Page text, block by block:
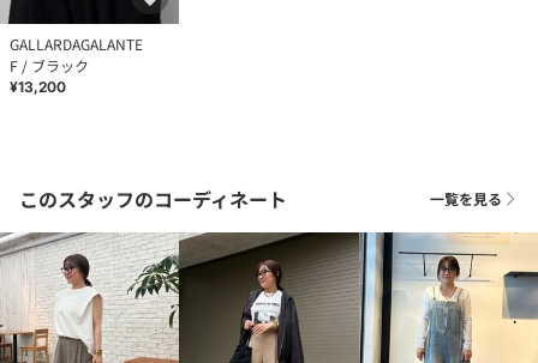
GALLARDAGALANTE
F / ブラック
¥13,200
このスタッフのコーディネート 一覧を見る